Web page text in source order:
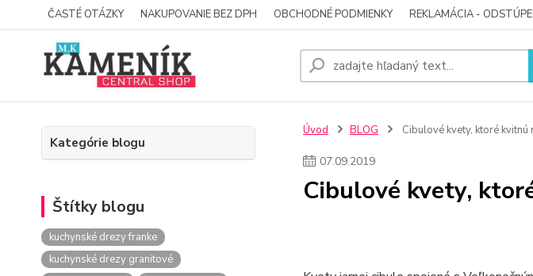
ČASTÉ OTÁZKY NAKUPOVANIE BEZ DPH OBCHODNÉ PODMIENKY REKLAMÁCIA -
Kategórie blogu
Štítky blogu
kuchynské drezy franke
kuchynské drezy granitové
Úvod BLOG Cibulové kvety, ktoré kvitnú
07.09.2019
Cibulové kvety,